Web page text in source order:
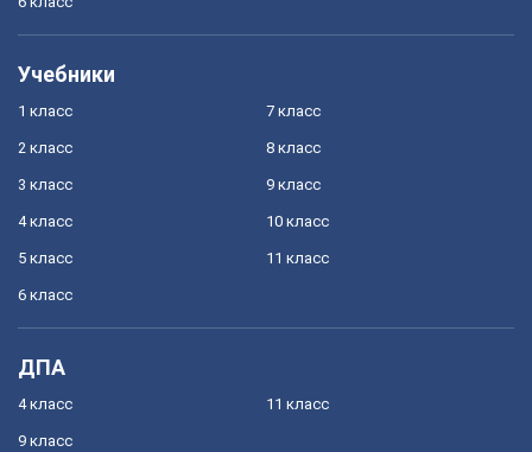
Учебники
1 класс
2 класс
3 класс
4 класс
5 класс
6 класс
7 класс
8 класс
9 класс
10 класс
11 класс
ДПА
4 класс
9 класс
11 класс